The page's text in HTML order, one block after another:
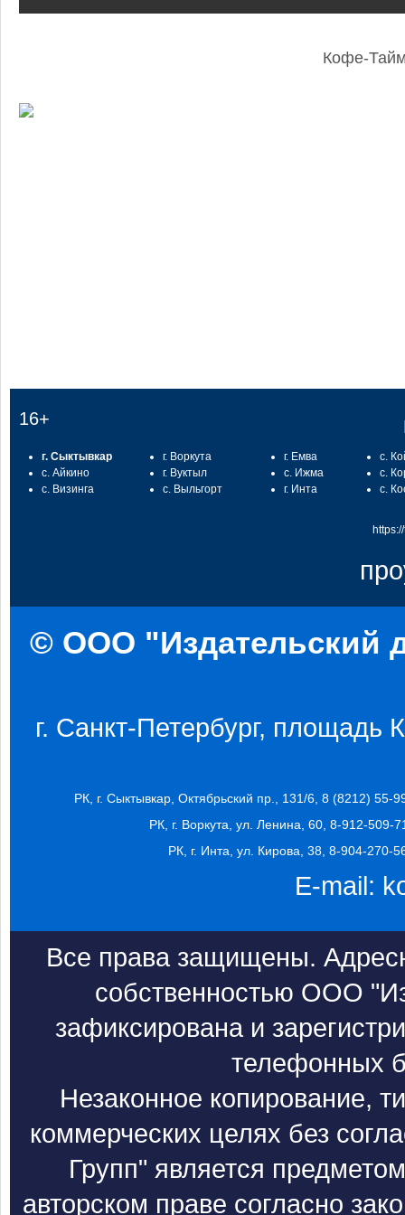
Кофе-
16+
г. Сыктывкар
с. Айкино
с. Визинга
г. Воркута
г. Вуктыл
с. Выльгорт
г. Емва
с. Ижма
г. Инта
с.
с.
с.
© ООО "Издательский
г. Санкт-Петербург, площадь
РК, г. Сыктывкар, Октябрьский пр., 131/6, 8 (8212) 55-
РК, г. Воркута, ул. Ленина, 60, 8-912-509-
РК, г. Инта, ул. Кирова, 38, 8-904-270-
E-mail:
Все права защищены.
собственностью ООО
зафиксирована и
телефонных
Незаконное копирование,
коммерческих целях без
Групп" является
авторском праве согласно